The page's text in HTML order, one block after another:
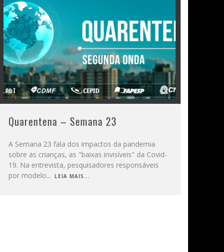
Quarentena – Semana 23
A Semana 23 fala dos impactos da pandemia
sobre as crianças, as "baixas invisíveis" da Covid-
19. Na entrevista, pesquisadores responsáveis
por modelo... LEIA MAIS...